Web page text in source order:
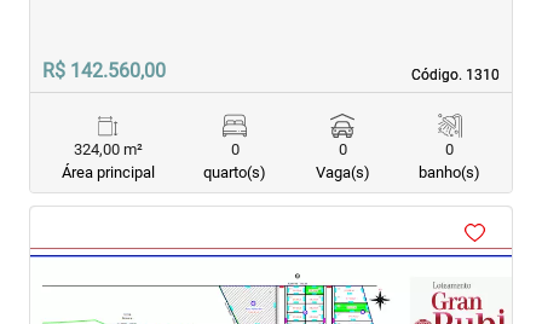
Código. 1310
Código. 1310
R$ 142.560,00
324,00 m²
Área principal
0
quarto(s)
0
Vaga(s)
0
banho(s)